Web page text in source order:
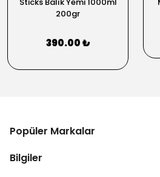
200gr
390.00 ₺
Popüler Markalar
Bilgiler